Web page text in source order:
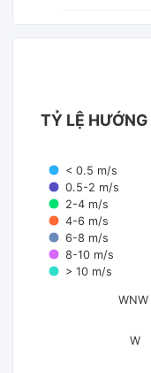
TỶ LỆ
< 0.5 m/s
0.5-2 m/s
2-4 m/s
4-6 m/s
6-8 m/s
8-10 m/s
> 10 m/s
W
WNW